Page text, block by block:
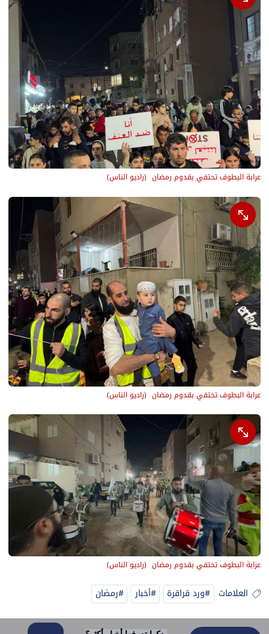
عرابة البطوف تحتفي بقدوم رمضان (راديو الناس)
عرابة البطوف تحتفي بقدوم رمضان (راديو الناس)
عرابة البطوف تحتفي بقدوم رمضان (راديو الناس)
العلامات #ورد قراقرة #أخبار #رمضان